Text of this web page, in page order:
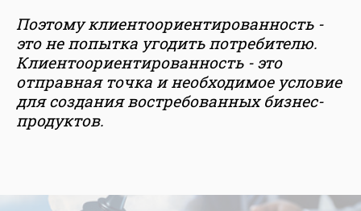
Поэтому клиентоориентированность -
это не попытка угодить потребителю.
Клиентоориентированность - это
отправная точка и необходимое условие
для создания востребованных бизнес-
продуктов.